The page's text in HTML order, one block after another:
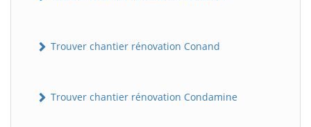
Trouver chantier rénovation Conand
Trouver chantier rénovation Condamine